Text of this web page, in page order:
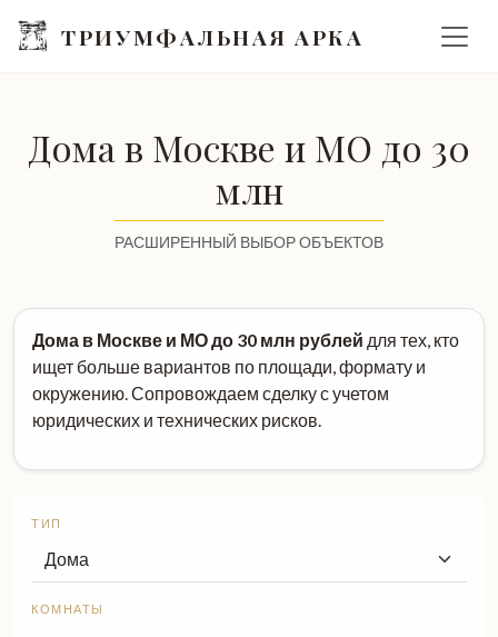
ТРИУМФАЛЬНАЯ АРКА
Дома в Москве и МО до 30
млн
РАСШИРЕННЫЙ ВЫБОР ОБЪЕКТОВ
Дома в Москве и МО до 30 млн рублей для тех, кто
ищет больше вариантов по площади, формату и
окружению. Сопровождаем сделку с учетом
юридических и технических рисков.
ТИП
КОМНАТЫ